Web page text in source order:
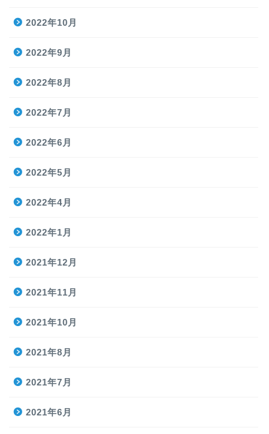
2022年10月
2022年9月
2022年8月
2022年7月
2022年6月
2022年5月
2022年4月
2022年1月
2021年12月
2021年11月
2021年10月
2021年8月
2021年7月
2021年6月